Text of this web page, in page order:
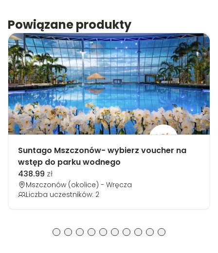
Powiązane produkty
Suntago Mszczonów- wybierz voucher na
wstęp do parku wodnego
438.99 zł
Mszczonów (okolice) - Wręcza
Liczba uczestników: 2